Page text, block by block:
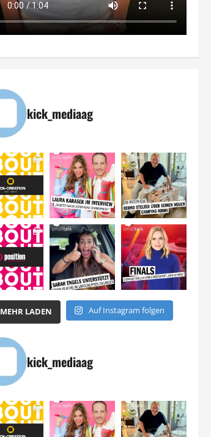
kick_mediaag
MEHR LADEN Auf Instagram folgen
kick_mediaag